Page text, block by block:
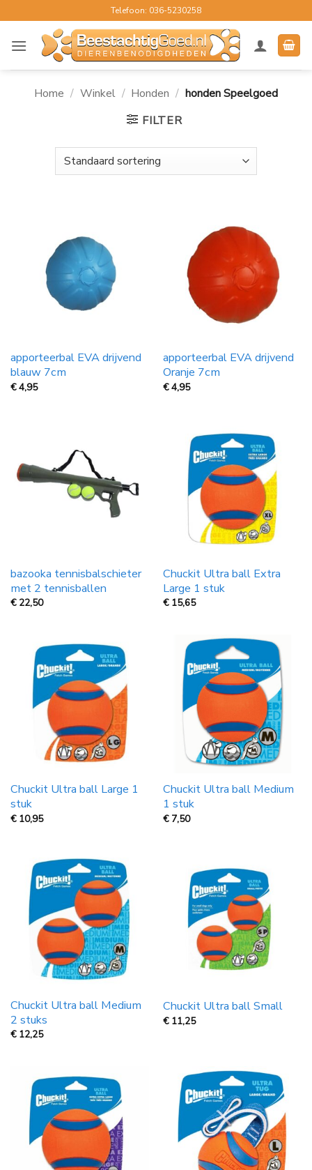
naar
inhoud
Telefoon: 036-5230258
Home / Winkel / Honden / honden Speelgoed
FILTER
apporteerbal EVA drijvend
blauw 7cm
€4,95
apporteerbal EVA drijvend
Oranje 7cm
€4,95
bazooka tennisbalschieter
met 2 tennisballen
€ 22,50
Chuckit Ultra ball Extra
Large 1 stuk
€ 15,65
Chuckit Ultra ball Large 1
stuk
€ 10,95
Chuckit Ultra ball Medium
1 stuk
€ 7,50
Chuckit Ultra ball Medium
2 stuks
€ 12,25
Chuckit Ultra ball Small
€ 11,25